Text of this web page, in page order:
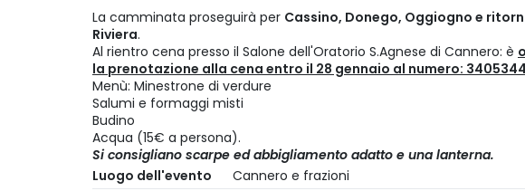
La camminata proseguirà per Cassino, Donego, Oggiogno e
Riviera.
Al rientro cena presso il Salone dell'Oratorio S.Agnese di Cannero: è
la prenotazione alla cena entro il 28 gennaio al numero:
Menù: Minestrone di verdure
Salumi e formaggi misti
Budino
Acqua (15€ a persona).
Si consigliano scarpe ed abbigliamento adatto e una lanterna.
Luogo dell'evento
Cannero e frazioni